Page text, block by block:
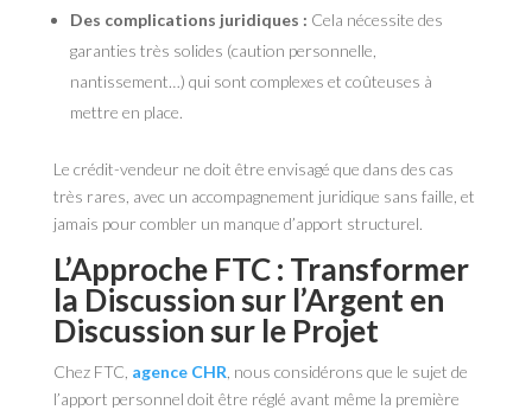
Des complications juridiques : Cela nécessite des
garanties très solides (caution personnelle,
nantissement…) qui sont complexes et coûteuses à
mettre en place.
Le crédit-vendeur ne doit être envisagé que dans des cas
très rares, avec un accompagnement juridique sans faille, et
jamais pour combler un manque d’apport structurel.
L’Approche FTC : Transformer
la Discussion sur l’Argent en
Discussion sur le Projet
Chez FTC, agence CHR , nous considérons que le sujet de
l’apport personnel doit être réglé avant même la première